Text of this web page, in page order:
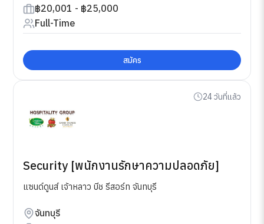
฿20,001 - ฿25,000
Full-Time
สมัคร
24 วันที่แล้ว
Security [พนักงานรักษาความปลอดภัย]
แซนด์ดูนส์ เจ้าหลาว บีช รีสอร์ท จันทบุรี
จันทบุรี